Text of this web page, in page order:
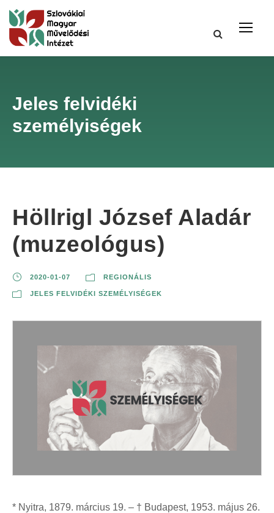
Jeles felvidéki
személyiségek
Höllrigl József Aladár
(muzeológus)
2020-01-07 REGIONÁLIS
JELES FELVIDÉKI SZEMÉLYISÉGEK
* Nyitra, 1879. március 19. – † Budapest, 1953. május 26.